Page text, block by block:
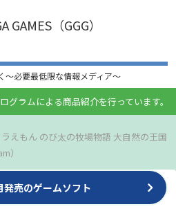
GAMES（GGG）
〜必要最低限な情報メディア〜
グラムによる商品紹介を行っています。
ラえもん のび太の牧場物語 大自然の王国
）
発売のゲームソフト